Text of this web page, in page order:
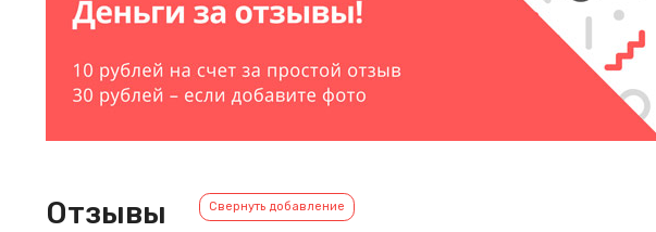
Отзывы Свернуть добавление